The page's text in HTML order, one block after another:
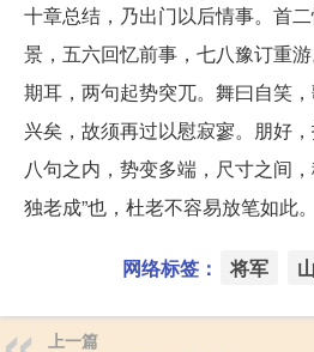
十章总结，乃出门以后情事。首
景，五六回忆前事，七八豫订重
期耳，两句起势突兀。舞曰自笑
兴矣，故须再过以慰寂寥。朋好
八句之内，势变多端，尺寸之间
独老成”也，杜老不容易放笔如此。
网络标签： 将军
上一篇